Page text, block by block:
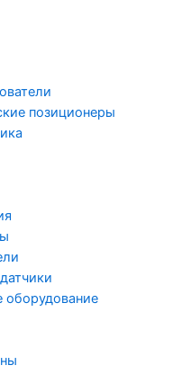
позиционеры